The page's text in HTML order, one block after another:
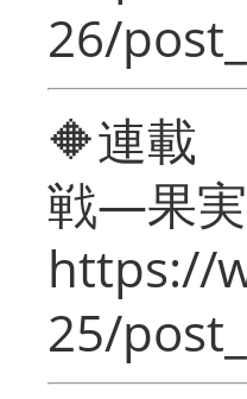
26/
🔶連載
戦―果
https://
25/